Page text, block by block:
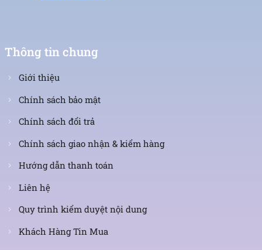
Thông tin chung
Giới thiệu
Chính sách bảo mật
Chính sách đổi trả
Chính sách giao nhận & kiểm hàng
Hướng dẫn thanh toán
Liên hệ
Quy trình kiểm duyệt nội dung
Khách Hàng Tin Mua